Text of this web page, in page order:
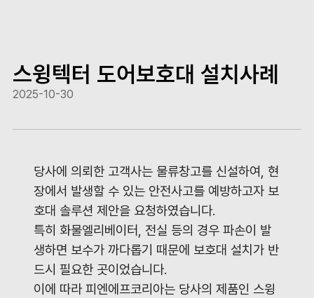
스윙텍터 도어보호대 설치사례
2025-10-30
당사에 의뢰한 고객사는 물류창고를 신설하여, 현
장에서 발생할 수 있는 안전사고를 예방하고자 보
호대 솔루션 제안을 요청하였습니다.
특히 화물엘리베이터, 전실 등의 경우 파손이 발
생하면 보수가 까다롭기 때문에 보호대 설치가 반
드시 필요한 곳이었습니다.
이에 따라 피엔에프코리아는 당사의 제품인 스윙